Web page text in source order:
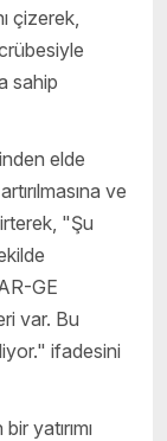
çizerek,
sahip
elde
ve
"Şu
GE
var. Bu
ifadesini
yatırımı